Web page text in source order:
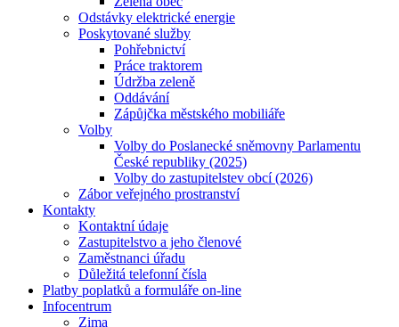
Odstávky elektrické energie
Poskytované služby
Pohřebnictví
Práce traktorem
Údržba zeleně
Oddávání
Zápůjčka městského mobiliáře
Volby
Volby do Poslanecké sněmovny Parlamentu
České republiky (2025)
Volby do zastupitelstev obcí (2026)
Zábor veřejného prostranství
Kontakty
Kontaktní údaje
Zastupitelstvo a jeho členové
Zaměstnanci úřadu
Důležitá telefonní čísla
Platby poplatků a formuláře on-line
Infocentrum
Zima